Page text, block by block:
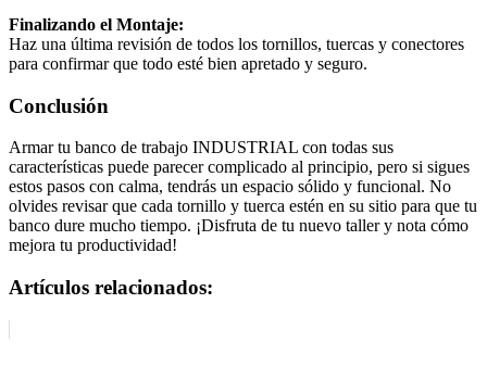
Finalizando el Montaje:
Haz una última revisión de todos los tornillos, tuercas y conectores
para confirmar que todo esté bien apretado y seguro.
Conclusión
Armar tu banco de trabajo INDUSTRIAL con todas sus
características puede parecer complicado al principio, pero si sigues
estos pasos con calma, tendrás un espacio sólido y funcional. No
olvides revisar que cada tornillo y tuerca estén en su sitio para que tu
banco dure mucho tiempo. ¡Disfruta de tu nuevo taller y nota cómo
mejora tu productividad!
Artículos relacionados: